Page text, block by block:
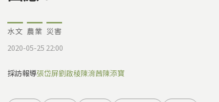
水文 農業 災害
2020-05-25 22:00
採訪報導張岱屏劉啟稜陳淯茜陳添寶